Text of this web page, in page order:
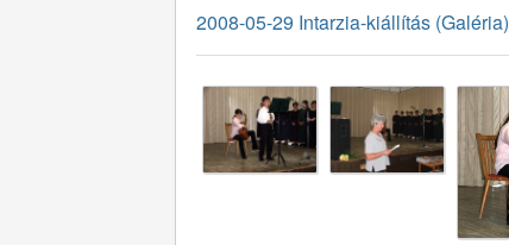
2008-05-29 Intarzia-kiállítás (Galéria)